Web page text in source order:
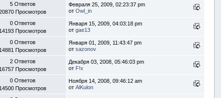
5 Ответов
Просмотров
Февраля 25, 2009, 02:23:37 pm
отOwl_in
0 Ответов
Просмотров
Января 15, 2009, 04:03:18 pm
отgae13
0 Ответов
Просмотров
Января 01, 2009, 11:43:47 pm
отsazonov
2 Ответов
Просмотров
Декабря 03, 2008, 05:46:03 pm
от F!x
0 Ответов
Просмотров
Ноября 14, 2008, 09:46:12 am
отAlKulon